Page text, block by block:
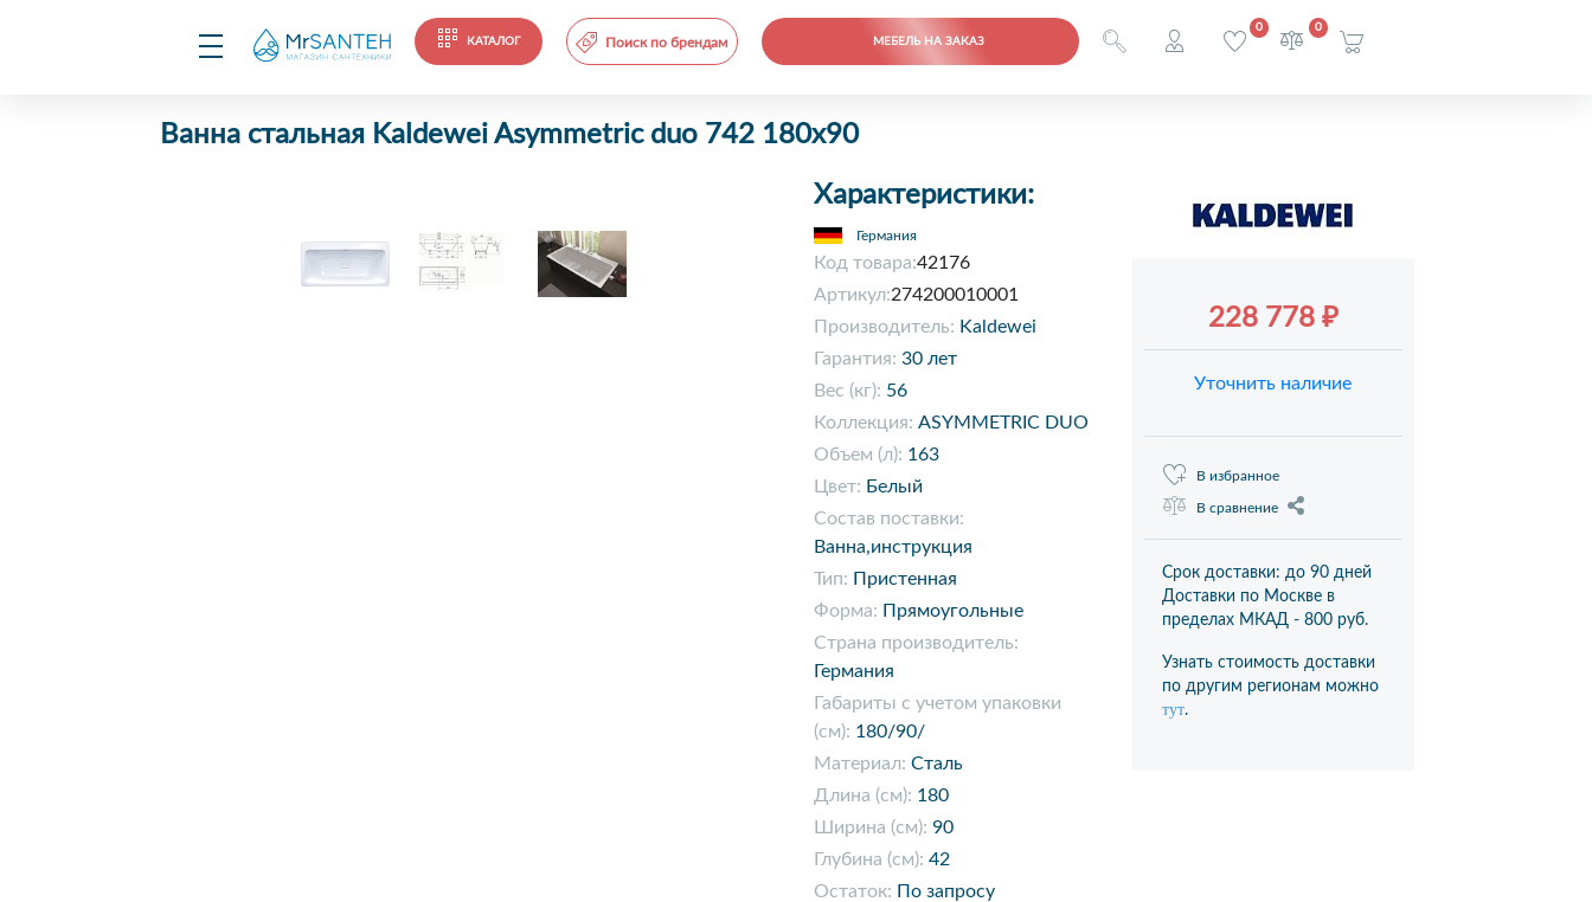
КАТАЛОГ Поиск по брендам МЕБЕЛЬ НА ЗАКАЗ
0 0
Ванна стальная Kaldewei Asymmetric duo 742 180x90
Характеристики:
Германия
Код товара:42176
Артикул:274200010001
Производитель: Kaldewei
Гарантия: 30 лет
Вес (кг): 56
Коллекция: ASYMMETRIC DUO
Объем (л): 163
Цвет: Белый
Состав поставки:
Ванна,инструкция
Тип: Пристенная
Форма: Прямоугольные
Страна производитель:
Германия
Габариты с учетом упаковки
(см): 180/90/
Материал: Сталь
Длина (см): 180
Ширина (см): 90
Глубина (см): 42
Остаток: По запросу
228 778 ₽
Уточнить наличие
В избранное
В сравнение
Срок доставки: до 90 дней
Доставки по Москве в
пределах МКАД - 800 руб.
Узнать стоимость доставки
по другим регионам можно
тут.